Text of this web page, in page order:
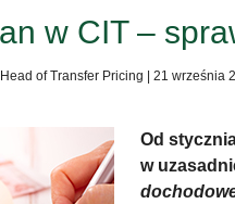
w CIT –
of Transfer Pricing 21 września
Od
w